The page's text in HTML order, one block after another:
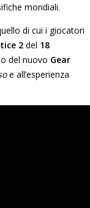
mondiali.
di cui i giocatori
2 del 18
del nuovo Gear
e all’esperienza